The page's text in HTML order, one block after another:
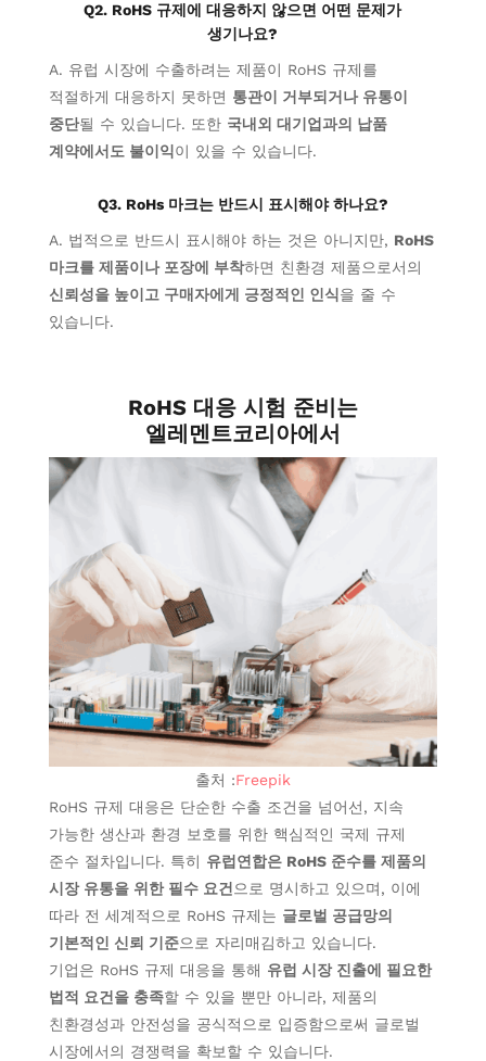
Q2. RoHS 규제에 대응하지 않으면 어떤 문제가
생기나요?
A. 유럽 시장에 수출하려는 제품이 RoHS 규제를
적절하게 대응하지 못하면 통관이 거부되거나 유통이
중단될 수 있습니다. 또한 국내외 대기업과의 납품
계약에서도 불이익이 있을 수 있습니다.
Q3. RoHs 마크는 반드시 표시해야 하나요?
A. 법적으로 반드시 표시해야 하는 것은 아니지만, RoHS
마크를 제품이나 포장에 부착하면 친환경 제품으로서의
신뢰성을 높이고 구매자에게 긍정적인 인식을 줄 수
있습니다.
RoHS 대응 시험 준비는
엘레멘트코리아에서
출처 :Freepik
RoHS 규제 대응은 단순한 수출 조건을 넘어선, 지속
가능한 생산과 환경 보호를 위한 핵심적인 국제 규제
준수 절차입니다. 특히 유럽연합은 RoHS 준수를 제품의
시장 유통을 위한 필수 요건으로 명시하고 있으며, 이에
따라 전 세계적으로 RoHS 규제는 글로벌 공급망의
기본적인 신뢰 기준으로 자리매김하고 있습니다.
기업은 RoHS 규제 대응을 통해 유럽 시장 진출에 필요한
법적 요건을 충족할 수 있을 뿐만 아니라, 제품의
친환경성과 안전성을 공식적으로 입증함으로써 글로벌
시장에서의 경쟁력을 확보할 수 있습니다.